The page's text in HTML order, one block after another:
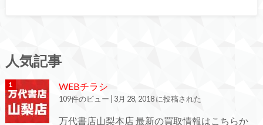
人気記事
WEBチラシ
109件のビュー 3月 28, 2018 に投稿された
万代書店山梨本店 最新の買取情報はこちらか